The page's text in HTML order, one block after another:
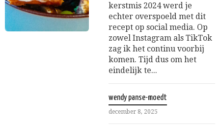
kerstmis 2024 werd je
echter overspoeld met dit
recept op social media. Op
zowel Instagram als TikTok
zag ik het continu voorbij
komen. Tijd dus om het
eindelijk te...
wendy panse-moedt
december 8, 2025